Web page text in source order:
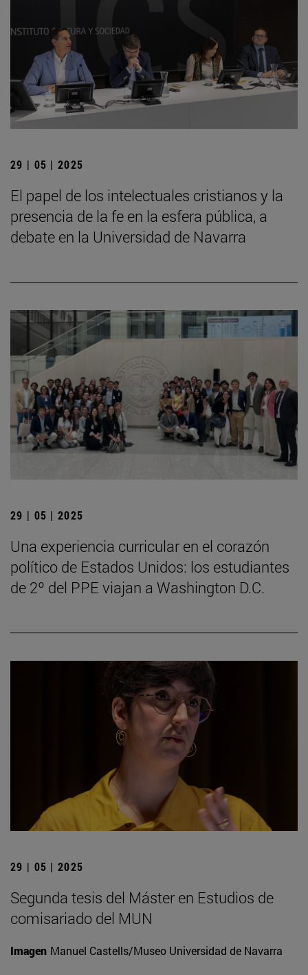
29 | 05 | 2025
El papel de los intelectuales cristianos y la
presencia de la fe en la esfera pública, a
debate en la Universidad de Navarra
29 | 05 | 2025
Una experiencia curricular en el corazón
político de Estados Unidos: los estudiantes
de 2º del PPE viajan a Washington D.C.
29 | 05 | 2025
Segunda tesis del Máster en Estudios de
comisariado del MUN
Imagen Manuel Castells/Museo Universidad de Navarra